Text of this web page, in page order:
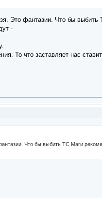
Это фантазии. Что бы
-
То что заставляет нас
Что бы выбить ТС Маги